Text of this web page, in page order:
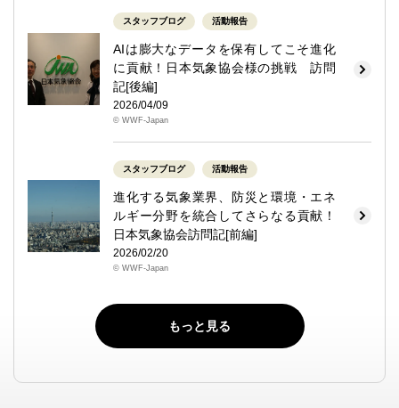
スタッフブログ 活動報告
AIは膨大なデータを保有してこそ進化
に貢献！日本気象協会様の挑戦 訪問
記[後編]
2026/04/09
© WWF-Japan
スタッフブログ 活動報告
進化する気象業界、防災と環境・エネ
ルギー分野を統合してさらなる貢献！
日本気象協会訪問記[前編]
2026/02/20
© WWF-Japan
もっと見る